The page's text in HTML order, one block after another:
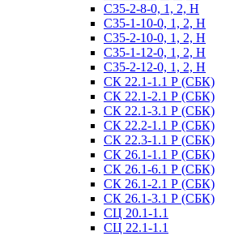
С35-2-8-0, 1, 2, Н
С35-1-10-0, 1, 2, Н
С35-2-10-0, 1, 2, Н
С35-1-12-0, 1, 2, Н
С35-2-12-0, 1, 2, Н
СК 22.1-1.1 Р (СБК)
СК 22.1-2.1 Р (СБК)
СК 22.1-3.1 Р (СБК)
СК 22.2-1.1 Р (СБК)
СК 22.3-1.1 Р (СБК)
СК 26.1-1.1 Р (СБК)
СК 26.1-6.1 Р (СБК)
СК 26.1-2.1 Р (СБК)
СК 26.1-3.1 Р (СБК)
СЦ 20.1-1.1
СЦ 22.1-1.1